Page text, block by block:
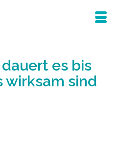
es bis
wirksam sind